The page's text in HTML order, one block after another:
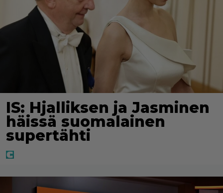
IS: Hjalliksen ja Jasminen
häissä suomalainen
supertähti